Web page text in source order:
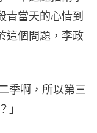
青當天的心情到
這個問題，李政
季啊，所以第三
」